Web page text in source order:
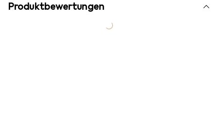
Produktbewertungen